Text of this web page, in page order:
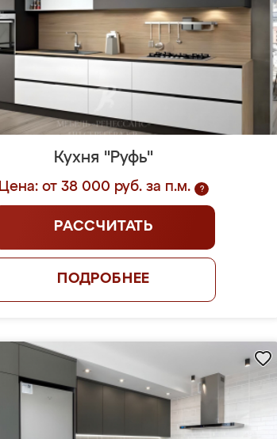
Кухня "Руфь"
Цена: от 38 000 руб. за п.м. ?
РАССЧИТАТЬ
ПОДРОБНЕЕ